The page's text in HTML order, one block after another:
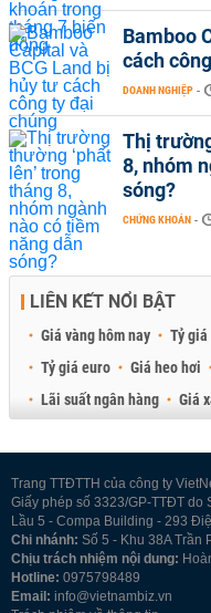
Bamboo
cách
DOANH NGHIỆP -
Thị
8, nhóm
sóng?
CHỨNG KHOÁN -
LIÊN KẾT NỔI BẬT
Giá vàng hôm nay Tỷ
Tỷ giá euro
Giá heo hơi
Lãi suất ngân hàng
Giá
Trang TTĐTTH của công ty
Giấy phép số 3323/GP-TTĐT do
Lầu 5 - Compa Building - 293
Chi nhánh: Số 5 - Khu 38A Trần
Chịu trách nhiệm nội dung:
Hotline: 0975798489
Email: info@vietnambiz.vn